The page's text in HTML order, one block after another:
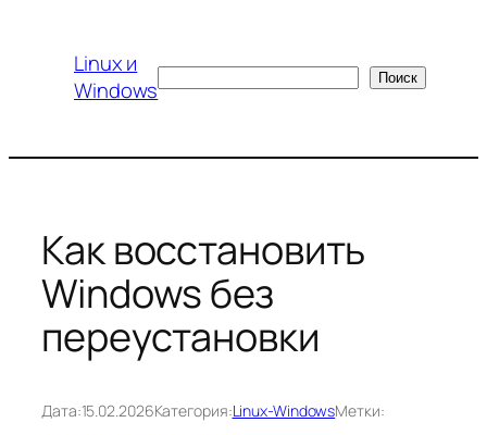
содержимому
Linux и
Windows
Поиск
Как восстановить
Windows без
переустановки
Дата:15.02.2026Категория:Linux-WindowsМетки: